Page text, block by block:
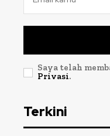
Saya telah
Privasi.
Terkini